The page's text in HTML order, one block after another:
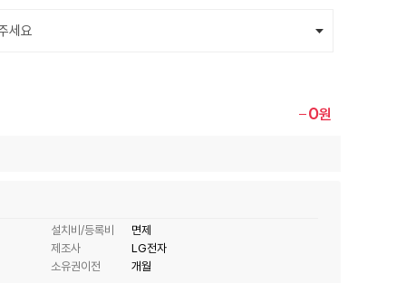
0원
설치비/등록비
면제
제조사
LG전자
소유권이전
개월